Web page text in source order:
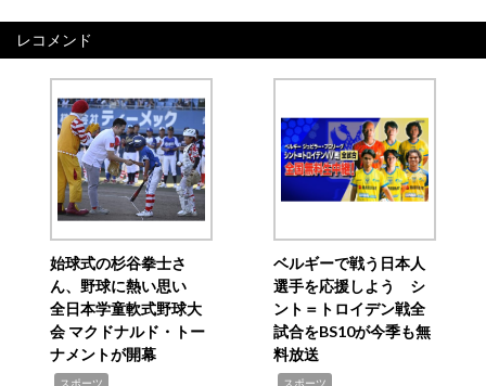
レコメンド
始球式の杉谷拳士さ
ん、野球に熱い思い
全日本学童軟式野球大
会 マクドナルド・トー
ナメントが開幕
スポーツ
ベルギーで戦う日本人
選手を応援しよう シ
ント＝トロイデン戦全
試合をBS10が今季も無
料放送
スポーツ